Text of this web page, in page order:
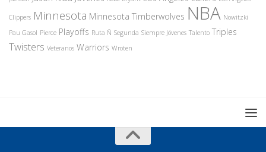
Clippers Minnesota Minnesota Timberwolves NBA Nowitzki
Pau Gasol Pierce Playoffs Ruta Ñ Segunda Siempre Jóvenes Talento Triples
Twisters Veteranos Warriors Wroten